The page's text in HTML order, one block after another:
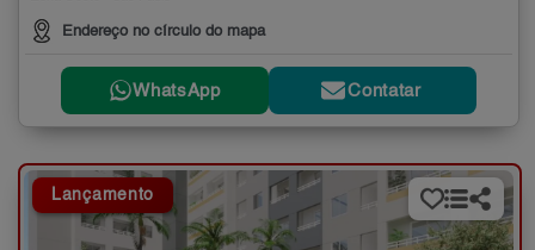
Endereço no círculo do mapa
WhatsApp Contatar
Lançamento